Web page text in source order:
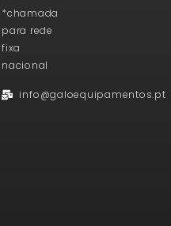
*chamada
para rede
fixa
nacional
info@galoequipamentos.pt